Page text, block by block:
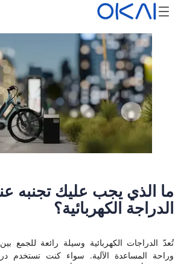
ما الذي يجب عليك تجنبه
الدراجة الكهربائية؟
تُعدّ الدراجات الكهربائية وسيلة رائعة للجمع
وراحة المساعدة الآلية. سواء كنت تستخدم